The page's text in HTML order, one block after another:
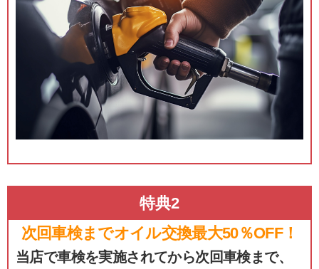
特典2
次回車検までオイル交換最大50％OFF！
当店で車検を実施されてから次回車検まで、